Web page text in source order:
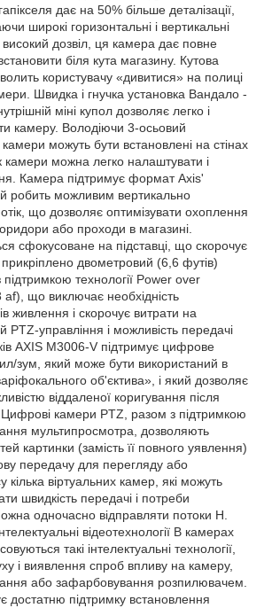
дає на 50% більше деталізації,
широкі горизонтальні і вертикальні
високий дозвіл, ця камера дає повне
біля кута магазину. Кутова
користувачу «дивитися» на полиці
Швидка і гнучка установка Вандало -
міні купол дозволяє легко і
камеру. Володіючи 3-осьовий
можуть бути встановлені на стінах
камери можна легко налаштувати і
Камера підтримує формат Axis'
робить можливим вертикально
що дозволяє оптимізувати охоплення
або проходи в магазині.
сфокусоване на підставці, що скорочує
двометровий (6,6 футів)
технології Power over
що виключає необхідність
живлення і скорочує витрати на
PTZ-управління і можливість передачі
AXIS M3006-V підтримує цифрове
зум, який може бути використаний в
об'єктива», і який дозволяє
віддаленої коригування після
Цифрові камери PTZ, разом з підтримкою
мультипросмотра, дозволяють
картинки (замість її повного уявлення)
передачу для перегляду або
віртуальних камер, які можуть
швидкість передачі і потреби
одночасно відправляти потоки H.
відеотехнології В камерах
такі інтелектуальні технології,
і виявлення спроб впливу на камеру,
або зафарбовування розпилювачем.
достатню підтримку встановлення